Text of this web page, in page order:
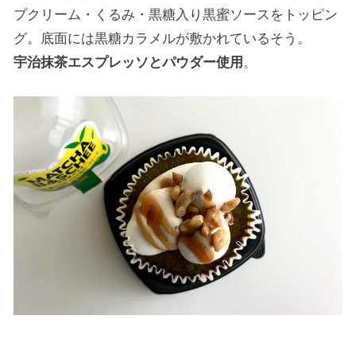
プクリーム・くるみ・黒糖入り黒蜜ソースをトッピン
グ。底面には黒糖カラメルが敷かれているそう。
宇治抹茶エスプレッソとパウダー使用 。